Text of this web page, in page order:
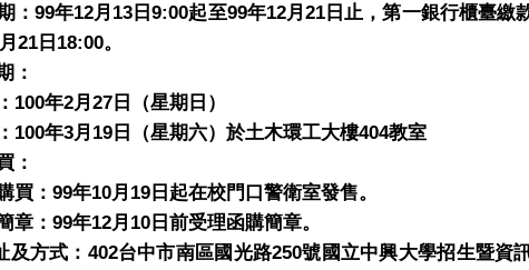
： 99年12月 13 日9:00起至99年12月21 日止，第一銀行櫃臺繳
21日 18:00。
：
100年2月 27 日（星期日）
100年3月 19 日（星期六）於土木環工大樓404教室
：
買： 99年10月 19 日 起在校門口警衛室發售。
章： 99年12月 10 日前受理函購簡章。
及方式： 402台中市南區國光路250號國立中興大學招生暨資